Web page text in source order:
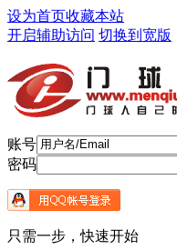
设为首页收藏本站
开启辅助访问 切换到宽版
账号
密码
只需一步，快速开始